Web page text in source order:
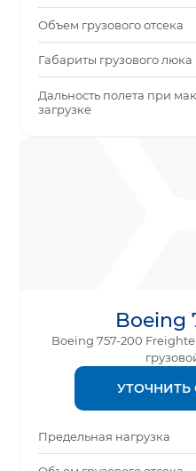
Объем грузового отсека
Габариты грузового люка
Дальность полета при
загрузке
Boeing
Boeing 757-200
УТОЧНИТЬ
Предельная нагрузка